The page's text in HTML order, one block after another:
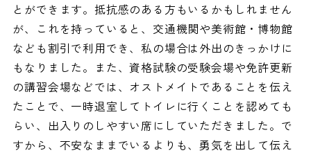
とができます。抵抗感のある方もいるかもしれません
が、これを持っていると、交通機関や美術館・博物館
なども割引で利用でき、私の場合は外出のきっかけに
もなりました。また、資格試験の受験会場や免許更新
の講習会場などでは、オストメイトであることを伝え
たことで、一時退室してトイレに行くことを認めても
らい、出入りのしやすい席にしていただきました。で
すから、不安なままでいるよりも、勇気を出して伝え